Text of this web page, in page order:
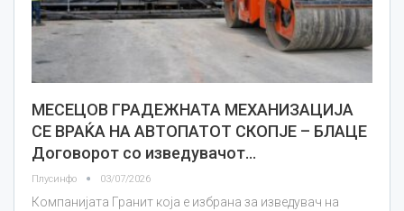
МЕСЕЦОВ ГРАДЕЖНАТА МЕХАНИЗАЦИЈА
СЕ ВРАЌА НА АВТОПАТОТ СКОПЈЕ – БЛАЦЕ
Договорот со изведувачот…
Плусинфо 03/07/2026
Компанијата Гранит која е избрана за изведувач на